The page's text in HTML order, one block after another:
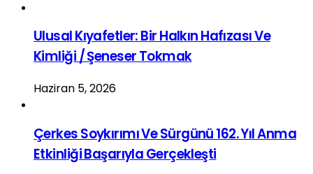
Ulusal Kıyafetler: Bir Halkın Hafızası Ve
Kimliği / Şeneser Tokmak
Haziran 5, 2026
Çerkes Soykırımı Ve Sürgünü 162. Yıl Anma
Etkinliği Başarıyla Gerçekleşti